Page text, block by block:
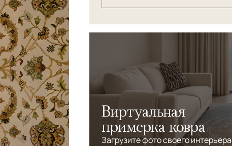
Виртуальная
примерка ковра
Загрузите фото своего интерьера